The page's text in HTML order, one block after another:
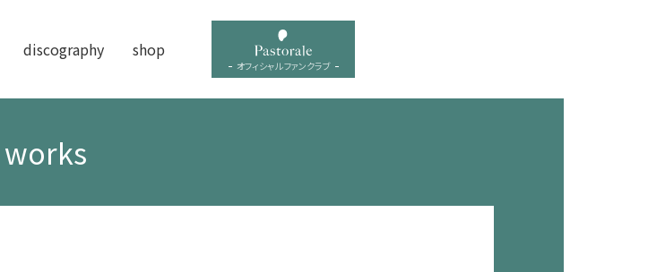
discography shop
オフィシャル ファンクラブ
works